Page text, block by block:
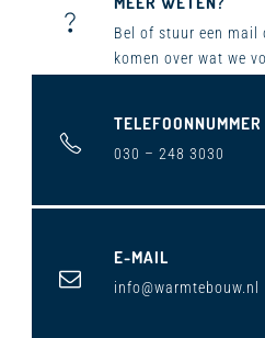
Bel ​of stuur een mail
komen over wat we
TELEFOONNUMMER
030 – 248 3030
E-MAIL
info@warmtebouw.nl